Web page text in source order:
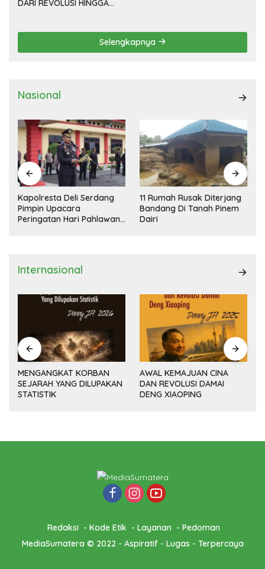
DARI REVOLUSI HINGGA
Selengkapnya
Nasional
Kapolresta Deli Serdang
Pimpin Upacara
Peringatan Hari Pahlawan
11 Rumah Rusak Diterjang
Bandang Di Tanah Pinem
Dairi
Internasional
MENGANGKAT KORBAN
SEJARAH YANG DILUPAKAN
STATISTIK
AWAL KEMAJUAN CINA
DAN REVOLUSI DAMAI
DENG XIAOPING
Redaksi Kode Etik Layanan
Pedoman
MediaSumatera © 2022 - Aspiratif - Lugas - Terpercaya